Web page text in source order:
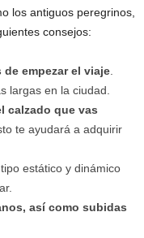
los antiguos peregrinos,
consejos:
empezar el viaje
largas en la ciudad.
calzado que vas
te ayudará a adquirir
estático y dinámico
así como subidas